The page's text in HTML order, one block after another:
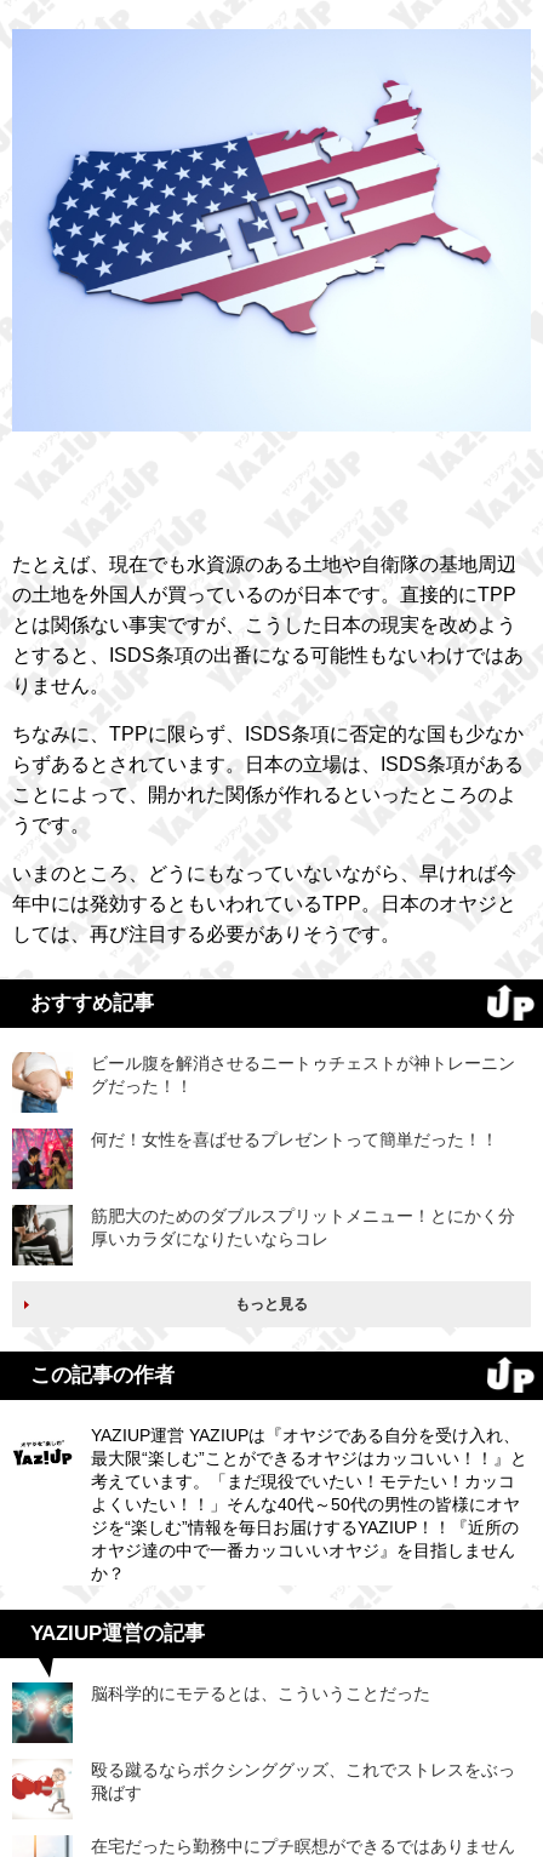
たとえば、現在でも水資源のある土地や自衛隊の基地周辺
の土地を外国人が買っているのが日本です。直接的にTPP
とは関係ない事実ですが、こうした日本の現実を改めよう
とすると、ISDS条項の出番になる可能性もないわけではあ
りません。
ちなみに、TPPに限らず、ISDS条項に否定的な国も少なか
らずあるとされています。日本の立場は、ISDS条項がある
ことによって、開かれた関係が作れるといったところのよ
うです。
いまのところ、どうにもなっていないながら、早ければ今
年中には発効するともいわれているTPP。日本のオヤジと
しては、再び注目する必要がありそうです。
おすすめ記事
ビール腹を解消させるニートゥチェストが神トレーニン
グだった！！
何だ！女性を喜ばせるプレゼントって簡単だった！！
筋肥大のためのダブルスプリットメニュー！とにかく分
厚いカラダになりたいならコレ
もっと見る
この記事の作者
YAZIUP運営 YAZIUPは『オヤジである自分を受け入れ、
最大限“楽しむ”ことができるオヤジはカッコいい！！』と
考えています。「まだ現役でいたい！モテたい！カッコ
よくいたい！！」そんな40代～50代の男性の皆様にオヤ
ジを“楽しむ”情報を毎日お届けするYAZIUP！！『近所の
オヤジ達の中で一番カッコいいオヤジ』を目指しません
か？
YAZIUP運営の記事
脳科学的にモテるとは、こういうことだった
殴る蹴るならボクシンググッズ、これでストレスをぶっ
飛ばす
在宅だったら勤務中にプチ瞑想ができるではありません